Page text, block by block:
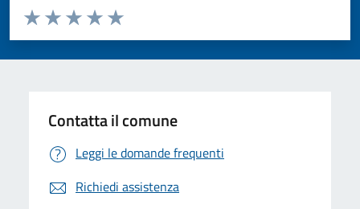
Valuta da 1 a 5 stelle la pagina
Valuta 5 stelle su 5
Valuta 4 stelle su 5
Valuta 3 stelle su 5
Valuta 2 stelle su 5
Valuta 1 stelle su 5
Contatta il comune
Leggi le domande frequenti
Richiedi assistenza